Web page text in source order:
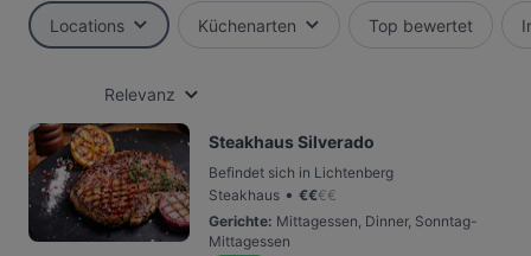
Locations Küchenarten Top bewertet
Relevanz
Steakhaus Silverado
Befindet sich in Lichtenberg
Steakhaus • €€€€
Gerichte: Mittagessen, Dinner, Sonntag-
Mittagessen